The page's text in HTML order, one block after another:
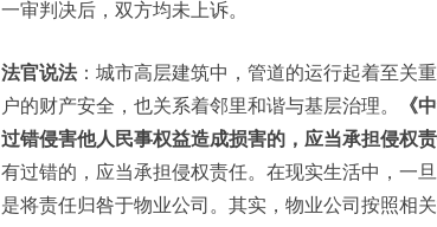
一审判决后，双方均未上诉。
法官说法：城市高层建筑中，管道的运行起着至关
户的财产安全，也关系着邻里和谐与基层治理。
《
过错侵害他人民事权益造成损害的，应当承担侵权责
有过错的，应当承担侵权责任。在现实生活中，一
是将责任归咎于物业公司。其实，物业公司按照相